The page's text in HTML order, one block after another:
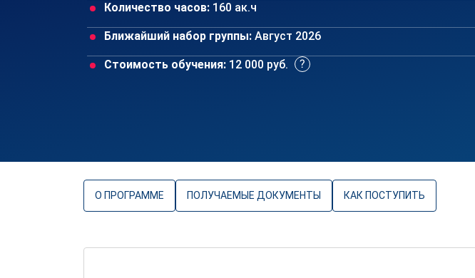
Количество часов: 160 ак.ч
Ближайший набор группы: Август 2026
Стоимость обучения: 12 000 руб.
О ПРОГРАММЕ ПОЛУЧАЕМЫЕ ДОКУМЕНТЫ КАК ПОСТУПИТЬ